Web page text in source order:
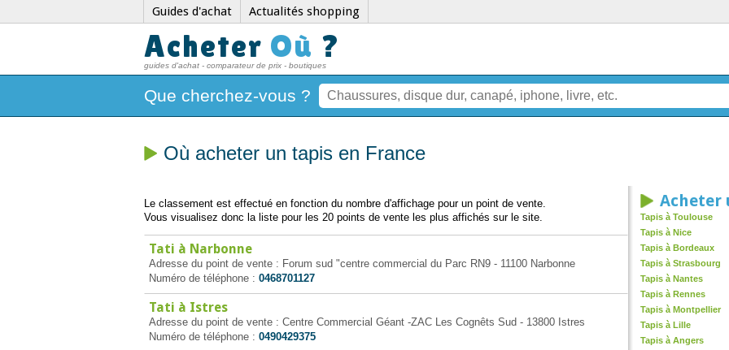
Guides d'achat Actualités shopping
Acheter Où ?
guides d'achat - comparateur de prix - boutiques
Que cherchez-vous ?
Où acheter un tapis en France
Le classement est effectué en fonction du nombre d'affichage pour un point de vente.
Vous visualisez donc la liste pour les 20 points de vente les plus affichés sur le site.
Tati à Narbonne
Adresse du point de vente : Forum sud "centre commercial du Parc RN9 - 11100 Narbonne
Numéro de téléphone : 0468701127
Tati à Istres
Adresse du point de vente : Centre Commercial Géant -ZAC Les Cognêts Sud - 13800 Istres
Numéro de téléphone : 0490429375
Acheter
Tapis à Toulouse
Tapis à Nice
Tapis à Bordeaux
Tapis à Strasbourg
Tapis à Nantes
Tapis à Rennes
Tapis à Montpellier
Tapis à Lille
Tapis à Angers